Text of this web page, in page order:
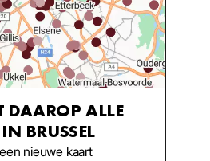
DAAROP ALLE
BRUSSEL
nieuwe kaart